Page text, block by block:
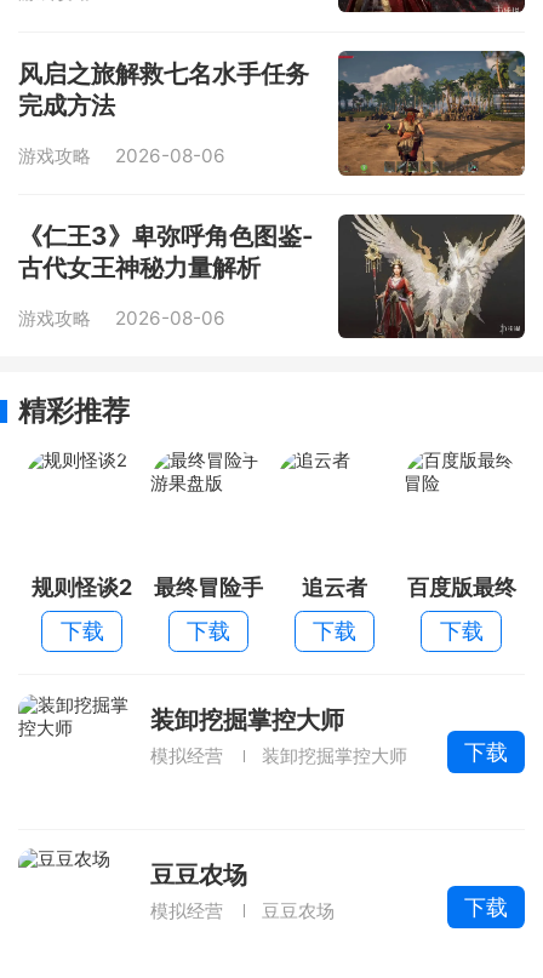
风启之旅解救七名水手任务
完成方法
游戏攻略 2026-08-06
《仁王3》卑弥呼角色图鉴-
古代女王神秘力量解析
游戏攻略 2026-08-06
精彩推荐
规则怪谈2
下载
最终冒险手
游果盘版
下载
追云者
下载
百度版最终
冒险
下载
装卸挖掘掌控大师
模拟经营 装卸挖掘掌控大师 下载
豆豆农场
模拟经营 豆豆农场 下载